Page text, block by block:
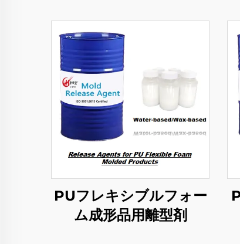
PUフレキシブルフォー
ム成形品用離型剤